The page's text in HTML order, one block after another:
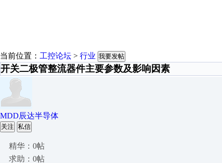
当前位置： 工控论坛 > 行业 我要发帖
开关二极管整流器件主要参数及影响因素
MDD辰达半导体
关注 私信
精华：0帖
求助：0帖